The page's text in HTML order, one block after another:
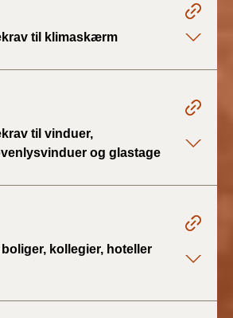
12
6
6
til klimaskærm
til vinduer,
og glastage
kollegier, hoteller